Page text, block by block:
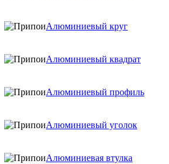
Алюминиевый круг
Алюминиевый квадрат
Алюминиевый профиль
Алюминиевый уголок
Алюминиевая втулка